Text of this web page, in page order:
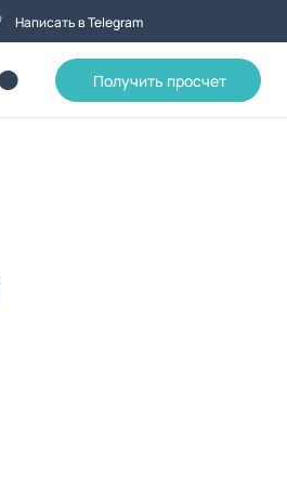
Написать в Telegram
Получить просчет